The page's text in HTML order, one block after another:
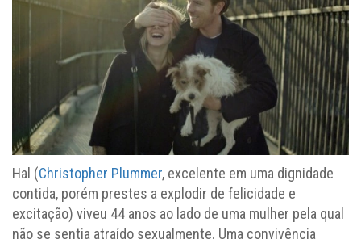
Hal (Christopher Plummer, excelente em uma dignidade
contida, porém prestes a explodir de felicidade e
excitação) viveu 44 anos ao lado de uma mulher pela qual
não se sentia atraído sexualmente. Uma convivência